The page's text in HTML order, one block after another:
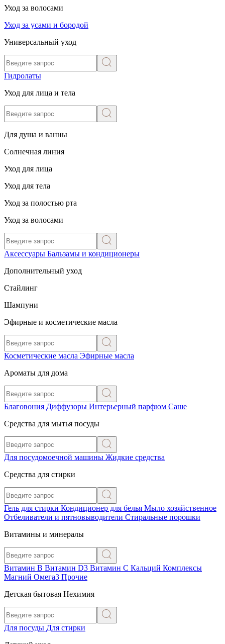
Уход за волосами
Уход за усами и бородой
Универсальный уход
Гидролаты
Уход для лица и тела
Для душа и ванны
Солнечная линия
Уход для лица
Уход для тела
Уход за полостью рта
Уход за волосами
Аксессуары Бальзамы и кондиционеры
Дополнительный уход
Стайлинг
Шампуни
Эфирные и косметические масла
Косметические масла Эфирные масла
Ароматы для дома
Благовония Диффузоры Интерьерный парфюм Саше
Средства для мытья посуды
Для посудомоечной машины Жидкие средства
Средства для стирки
Гель для стирки Кондиционер для белья Мыло хозяйственное
Отбеливатели и пятновыводители Стиральные порошки
Витамины и минералы
Витамин В Витамин D3 Витамин С Кальций Комплексы
Магний Омега3 Прочие
Детская бытовая Нехимия
Для посуды Для стирки